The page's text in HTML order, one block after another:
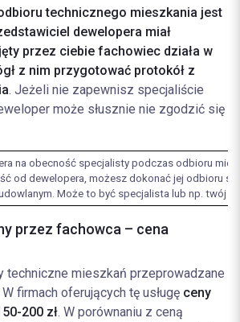
technicznego mieszkania jest
dewelopera miał
przez ciebie fachowiec działa w
z nim przygotować protokół z
. Jeżeli nie zapewnisz specjaliście
może słusznie nie zgodzić się
na obecność specjalisty podczas odbioru
od dewelopera, możesz dokonać jej odbioru
Może to być specjalista lub np. twój
przez fachowca – cena
techniczne mieszkań przeprowadzane
firmach oferujących tę usługę ceny
200 zł. W porównaniu z ceną